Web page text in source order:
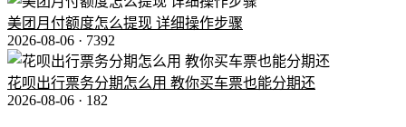
美团月付额度怎么提现 详细操作步骤
2026-08-06 · 7392
花呗出行票务分期怎么用 教你买车票也能分期还
2026-08-06 · 182